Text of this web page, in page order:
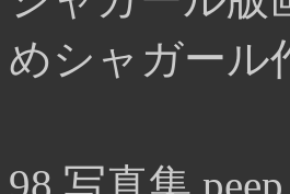
めシャガール